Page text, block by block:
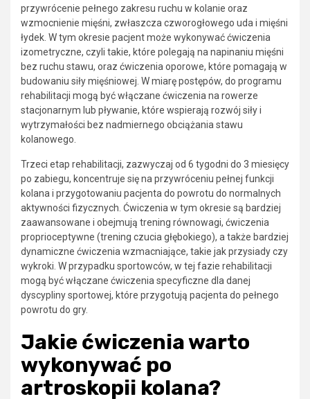
przywrócenie pełnego zakresu ruchu w kolanie oraz
wzmocnienie mięśni, zwłaszcza czworogłowego uda i mięśni
łydek. W tym okresie pacjent może wykonywać ćwiczenia
izometryczne, czyli takie, które polegają na napinaniu mięśni
bez ruchu stawu, oraz ćwiczenia oporowe, które pomagają w
budowaniu siły mięśniowej. W miarę postępów, do programu
rehabilitacji mogą być włączane ćwiczenia na rowerze
stacjonarnym lub pływanie, które wspierają rozwój siły i
wytrzymałości bez nadmiernego obciążania stawu
kolanowego.
Trzeci etap rehabilitacji, zazwyczaj od 6 tygodni do 3 miesięcy
po zabiegu, koncentruje się na przywróceniu pełnej funkcji
kolana i przygotowaniu pacjenta do powrotu do normalnych
aktywności fizycznych. Ćwiczenia w tym okresie są bardziej
zaawansowane i obejmują trening równowagi, ćwiczenia
proprioceptywne (trening czucia głębokiego), a także bardziej
dynamiczne ćwiczenia wzmacniające, takie jak przysiady czy
wykroki. W przypadku sportowców, w tej fazie rehabilitacji
mogą być włączane ćwiczenia specyficzne dla danej
dyscypliny sportowej, które przygotują pacjenta do pełnego
powrotu do gry.
Jakie ćwiczenia warto
wykonywać po
artroskopii kolana?